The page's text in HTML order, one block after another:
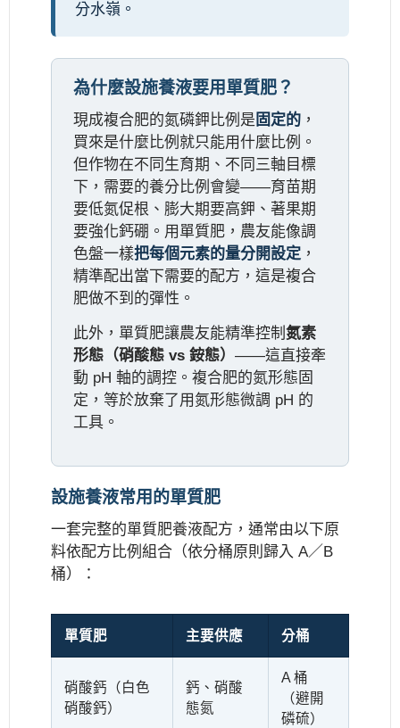
分水嶺。
為什麼設施養液要用單質肥？
現成複合肥的氮磷鉀比例是 固定的 ，
買來是什麼比例就只能用什麼比例。
但作物在不同生育期、不同三軸目標
下，需要的養分比例會變——育苗期
要低氮促根、膨大期要高鉀、著果期
要強化鈣硼。用單質肥，農友能像調
色盤一樣把每個元素的量分開設定 ，
精準配出當下需要的配方，這是複合
肥做不到的彈性。
此外，單質肥讓農友能精準控制 氮素
形態（硝酸態 vs 銨態） ——這直接牽
動 pH 軸的調控。複合肥的氮形態固
定，等於放棄了用氮形態微調 pH 的
工具。
設施養液常用的單質肥
一套完整的單質肥養液配方，通常由以下原
料依配方比例組合（依分桶原則歸入 A／B
桶）：
單質肥 主要供應 分桶
硝酸鈣（白色
硝酸鈣）
鈣、硝酸
態氮
A 桶
（避開
磷硫）